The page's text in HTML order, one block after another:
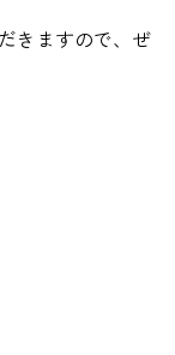
きますので、ぜ